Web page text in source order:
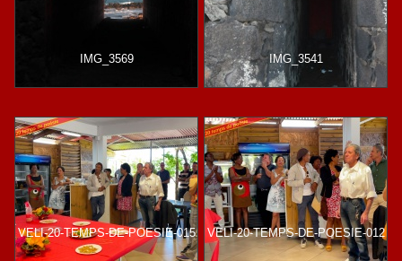
IMG_3569 IMG_3541
VELI-20-TEMPS-DE-POESIE-015 VELI-20-TEMPS-DE-POESIE-012